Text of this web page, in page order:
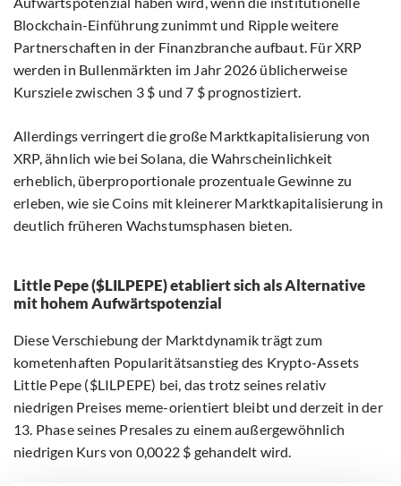
Blockchain-Einführung zunimmt und Ripple weitere
Partnerschaften in der Finanzbranche aufbaut. Für XRP
werden in Bullenmärkten im Jahr 2026 üblicherweise
Kursziele zwischen 3 $ und 7 $ prognostiziert.
Allerdings verringert die große Marktkapitalisierung von
XRP, ähnlich wie bei Solana, die Wahrscheinlichkeit
erheblich, überproportionale prozentuale Gewinne zu
erleben, wie sie Coins mit kleinerer Marktkapitalisierung in
deutlich früheren Wachstumsphasen bieten.
Little Pepe ($LILPEPE) etabliert sich als Alternative
mit hohem Aufwärtspotenzial
Diese Verschiebung der Marktdynamik trägt zum
kometenhaften Popularitätsanstieg des Krypto-Assets
Little Pepe ($LILPEPE) bei, das trotz seines relativ
niedrigen Preises meme-orientiert bleibt und derzeit in der
13. Phase seines Presales zu einem außergewöhnlich
niedrigen Kurs von 0,0022 $ gehandelt wird.